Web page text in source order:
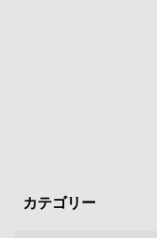
カテゴリー